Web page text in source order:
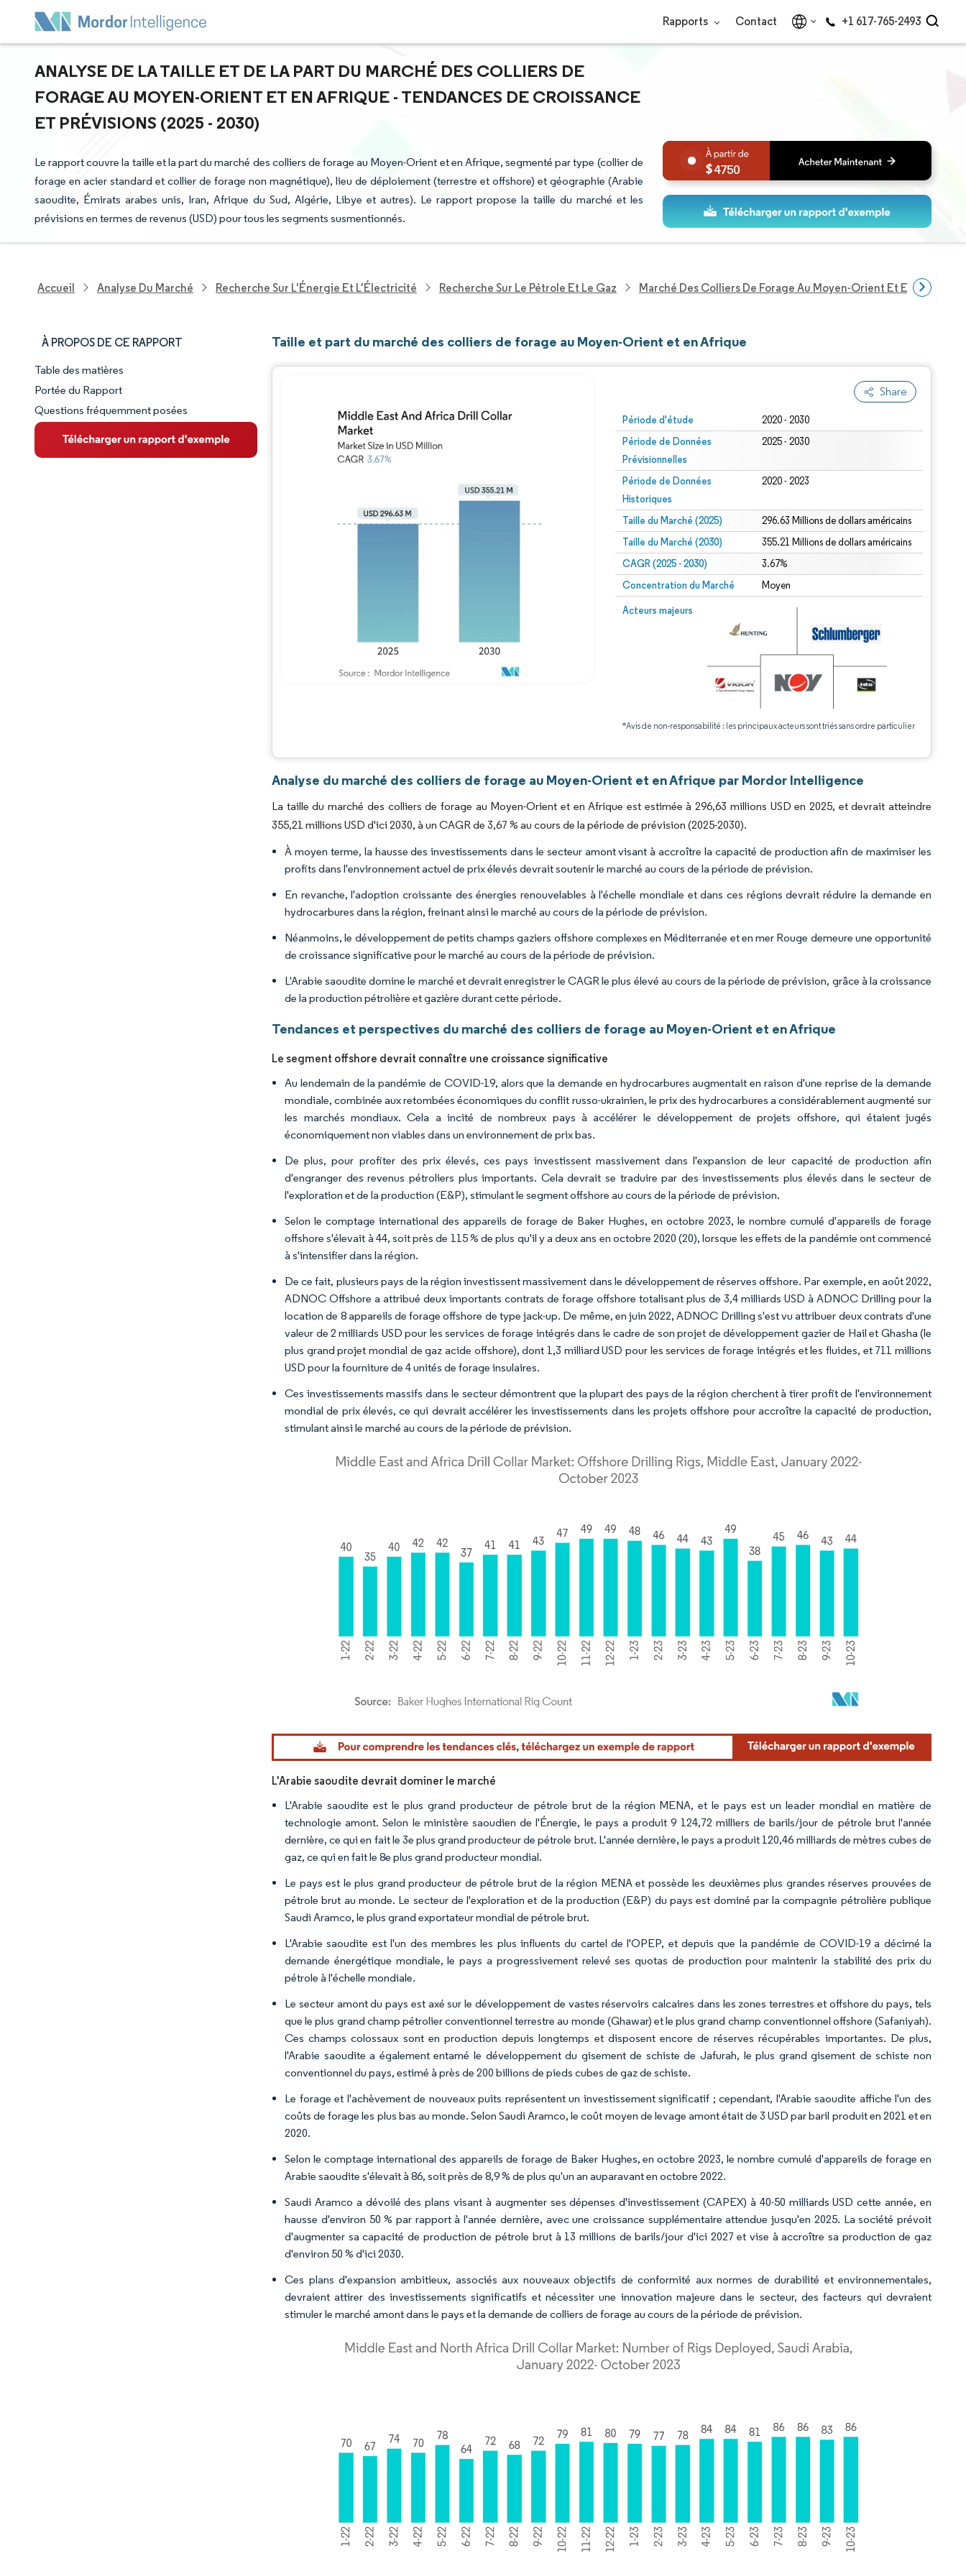
Rapports Contact +1 617-765-2493
ANALYSE DE LA TAILLE ET DE LA PART DU MARCHÉ DES COLLIERS DE
FORAGE AU MOYEN-ORIENT ET EN AFRIQUE - TENDANCES DE CROISSANCE
ET PRÉVISIONS (2025 - 2030)
Le rapport couvre la taille et la part du marché des colliers de forage au Moyen-Orient et en Afrique, segmenté par type (collier de
forage en acier standard et collier de forage non magnétique), lieu de déploiement (terrestre et offshore) et géographie (Arabie
saoudite, Émirats arabes unis, Iran, Afrique du Sud, Algérie, Libye et autres). Le rapport propose la taille du marché et les
prévisions en termes de revenus (USD) pour tous les segments susmentionnés.
4750
Accueil Analyse Du Marché Recherche Sur L'Énergie Et L'Électricité Recherche Sur Le Pétrole Et Le Gaz Marché Des Colliers De Forage Au Moyen-Orient Et En Afrique
À PROPOS DE CE RAPPORT
Aperçu du marché
VUE D’ENSEMBLE DU MARCHÉ
Principales tendances du marché
Table des matières
Portée du Rapport
Questions fréquemment posées
Taille et part du marché des colliers de forage au Moyen-Orient et en Afrique
Share
Période d'étude 2020 - 2030
Période de Données
Prévisionnelles
2025 - 2030
Période de Données
Historiques
2020 - 2023
Taille du Marché (2025) 296.63 Millions de dollars américains
Taille du Marché (2030) 355.21 Millions de dollars américains
CAGR (2025 - 2030) 3.67%
Concentration du Marché Moyen
Acteurs majeurs
*Avis de non-responsabilité : les principaux acteurs sont triés sans ordre particulier
Analyse du marché des colliers de forage au Moyen-Orient et en Afrique par Mordor Intelligence
La taille du marché des colliers de forage au Moyen-Orient et en Afrique est estimée à 296,63 millions USD en 2025, et devrait atteindre
355,21 millions USD d'ici 2030, à un CAGR de 3,67 % au cours de la période de prévision (2025-2030).
À moyen terme, la hausse des investissements dans le secteur amont visant à accroître la capacité de production afin de maximiser les
profits dans l'environnement actuel de prix élevés devrait soutenir le marché au cours de la période de prévision.
En revanche, l'adoption croissante des énergies renouvelables à l'échelle mondiale et dans ces régions devrait réduire la demande en
hydrocarbures dans la région, freinant ainsi le marché au cours de la période de prévision.
Néanmoins, le développement de petits champs gaziers offshore complexes en Méditerranée et en mer Rouge demeure une opportunité
de croissance significative pour le marché au cours de la période de prévision.
L'Arabie saoudite domine le marché et devrait enregistrer le CAGR le plus élevé au cours de la période de prévision, grâce à la croissance
de la production pétrolière et gazière durant cette période.
Tendances et perspectives du marché des colliers de forage au Moyen-Orient et en Afrique
Le segment offshore devrait connaître une croissance significative
Au lendemain de la pandémie de COVID-19, alors que la demande en hydrocarbures augmentait en raison d'une reprise de la demande
mondiale, combinée aux retombées économiques du conflit russo-ukrainien, le prix des hydrocarbures a considérablement augmenté sur
les marchés mondiaux. Cela a incité de nombreux pays à accélérer le développement de projets offshore, qui étaient jugés
économiquement non viables dans un environnement de prix bas.
De plus, pour profiter des prix élevés, ces pays investissent massivement dans l'expansion de leur capacité de production afin
d'engranger des revenus pétroliers plus importants. Cela devrait se traduire par des investissements plus élevés dans le secteur de
l'exploration et de la production (E&P), stimulant le segment offshore au cours de la période de prévision.
Selon le comptage international des appareils de forage de Baker Hughes, en octobre 2023, le nombre cumulé d'appareils de forage
offshore s'élevait à 44, soit près de 115 % de plus qu'il y a deux ans en octobre 2020 (20), lorsque les effets de la pandémie ont commencé
à s'intensifier dans la région.
De ce fait, plusieurs pays de la région investissent massivement dans le développement de réserves offshore. Par exemple, en août 2022,
ADNOC Offshore a attribué deux importants contrats de forage offshore totalisant plus de 3,4 milliards USD à ADNOC Drilling pour la
location de 8 appareils de forage offshore de type jack-up. De même, en juin 2022, ADNOC Drilling s'est vu attribuer deux contrats d'une
valeur de 2 milliards USD pour les services de forage intégrés dans le cadre de son projet de développement gazier de Hail et Ghasha (le
plus grand projet mondial de gaz acide offshore), dont 1,3 milliard USD pour les services de forage intégrés et les fluides, et 711 millions
USD pour la fourniture de 4 unités de forage insulaires.
Ces investissements massifs dans le secteur démontrent que la plupart des pays de la région cherchent à tirer profit de l'environnement
mondial de prix élevés, ce qui devrait accélérer les investissements dans les projets offshore pour accroître la capacité de production,
stimulant ainsi le marché au cours de la période de prévision.
Image © Mordor Intelligence. La réutilisation nécessite une attribution sous CC BY 4.0.
L'Arabie saoudite devrait dominer le marché
L'Arabie saoudite est le plus grand producteur de pétrole brut de la région MENA, et le pays est un leader mondial en matière de
technologie amont. Selon le ministère saoudien de l'Énergie, le pays a produit 9 124,72 milliers de barils/jour de pétrole brut l'année
dernière, ce qui en fait le 3e plus grand producteur de pétrole brut. L'année dernière, le pays a produit 120,46 milliards de mètres cubes de
gaz, ce qui en fait le 8e plus grand producteur mondial.
Le pays est le plus grand producteur de pétrole brut de la région MENA et possède les deuxièmes plus grandes réserves prouvées de
pétrole brut au monde. Le secteur de l'exploration et de la production (E&P) du pays est dominé par la compagnie pétrolière publique
Saudi Aramco, le plus grand exportateur mondial de pétrole brut.
L'Arabie saoudite est l'un des membres les plus influents du cartel de l'OPEP, et depuis que la pandémie de COVID-19 a décimé la
demande énergétique mondiale, le pays a progressivement relevé ses quotas de production pour maintenir la stabilité des prix du
pétrole à l'échelle mondiale.
Le secteur amont du pays est axé sur le développement de vastes réservoirs calcaires dans les zones terrestres et offshore du pays, tels
que le plus grand champ pétrolier conventionnel terrestre au monde (Ghawar) et le plus grand champ conventionnel offshore (Safaniyah).
Ces champs colossaux sont en production depuis longtemps et disposent encore de réserves récupérables importantes. De plus,
l'Arabie saoudite a également entamé le développement du gisement de schiste de Jafurah, le plus grand gisement de schiste non
conventionnel du pays, estimé à près de 200 billions de pieds cubes de gaz de schiste.
Le forage et l'achèvement de nouveaux puits représentent un investissement significatif ; cependant, l'Arabie saoudite affiche l'un des
coûts de forage les plus bas au monde. Selon Saudi Aramco, le coût moyen de levage amont était de 3 USD par baril produit en 2021 et en
2020.
Selon le comptage international des appareils de forage de Baker Hughes, en octobre 2023, le nombre cumulé d'appareils de forage en
Arabie saoudite s'élevait à 86, soit près de 8,9 % de plus qu'un an auparavant en octobre 2022.
Saudi Aramco a dévoilé des plans visant à augmenter ses dépenses d'investissement (CAPEX) à 40-50 milliards USD cette année, en
hausse d'environ 50 % par rapport à l'année dernière, avec une croissance supplémentaire attendue jusqu'en 2025. La société prévoit
d'augmenter sa capacité de production de pétrole brut à 13 millions de barils/jour d'ici 2027 et vise à accroître sa production de gaz
d'environ 50 % d'ici 2030.
Ces plans d'expansion ambitieux, associés aux nouveaux objectifs de conformité aux normes de durabilité et environnementales,
devraient attirer des investissements significatifs et nécessiter une innovation majeure dans le secteur, des facteurs qui devraient
stimuler le marché amont dans le pays et la demande de colliers de forage au cours de la période de prévision.